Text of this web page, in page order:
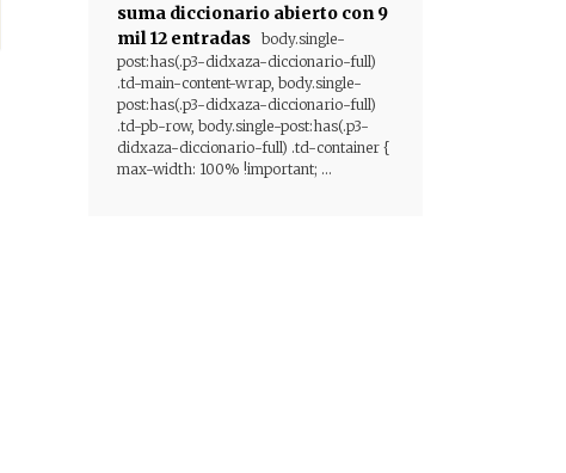
suma diccionario abierto con 9
mil 12 entradas body.single-
post:has(.p3-didxaza-diccionario-full)
.td-main-content-wrap, body.single-
post:has(.p3-didxaza-diccionario-full)
.td-pb-row, body.single-post:has(.p3-
didxaza-diccionario-full) .td-container {
max-width: 100% !important; ...